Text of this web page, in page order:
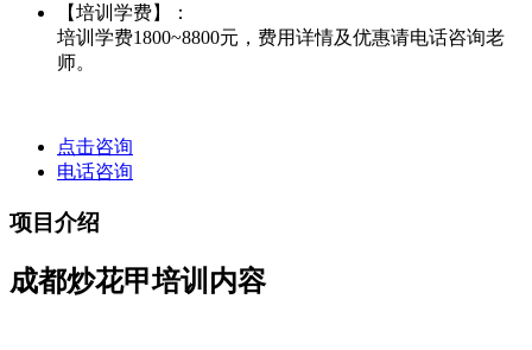
【培训学费】：
培训学费1800~8800元，费用详情及优惠请电话咨询老
师。
点击咨询
电话咨询
项目介绍
成都炒花甲培训内容